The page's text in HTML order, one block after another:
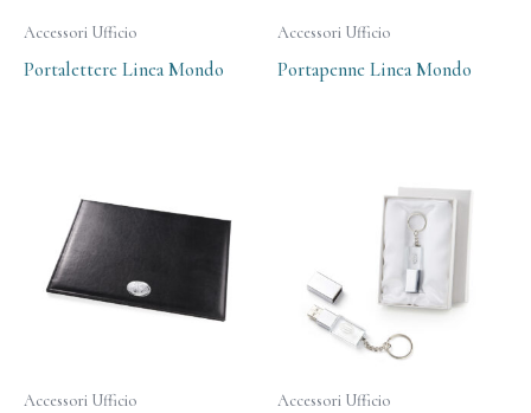
Accessori Ufficio
Portalettere Linea Mondo
Accessori Ufficio
Portapenne Linea Mondo
Accessori Ufficio Accessori Ufficio